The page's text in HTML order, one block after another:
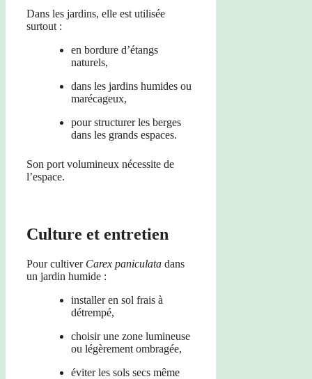
Dans les jardins, elle est utilisée
surtout :
en bordure d’étangs
naturels,
dans les jardins humides ou
marécageux,
pour structurer les berges
dans les grands espaces.
Son port volumineux nécessite de
l’espace.
Culture et entretien
Pour cultiver Carex paniculata dans
un jardin humide :
installer en sol frais à
détrempé,
choisir une zone lumineuse
ou légèrement ombragée,
éviter les sols secs même